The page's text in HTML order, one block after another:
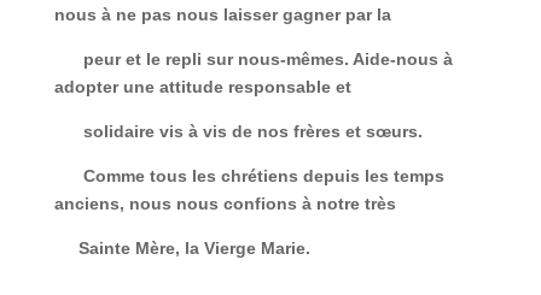
nous à ne pas nous laisser gagner par la
peur et le repli sur nous-mêmes. Aide-nous à
adopter une attitude responsable et
solidaire vis à vis de nos frères et sœurs.
Comme tous les chrétiens depuis les temps
anciens, nous nous confions à notre très
Sainte Mère, la Vierge Marie.